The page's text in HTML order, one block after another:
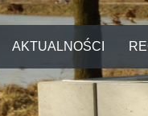
AKTUALNOŚCI